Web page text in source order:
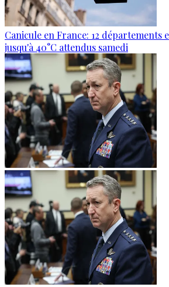
Canicule en France: 12 départements
jusqu'à 40°C attendus samedi